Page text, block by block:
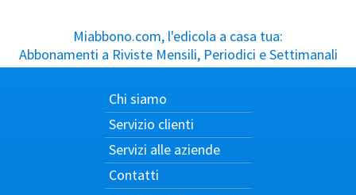
Miabbono.com, l'edicola a casa tua:
Abbonamenti a Riviste Mensili, Periodici e Settimanali
Chi siamo
Servizio clienti
Servizi alle aziende
Contatti